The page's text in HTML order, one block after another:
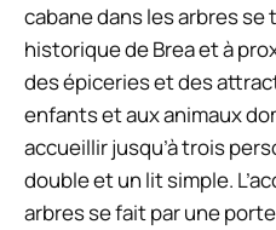
cabane dans les arbres
historique de Brea et à
des épiceries et des
enfants et aux animaux
accueillir jusqu’à trois
double et un lit simple.
arbres se fait par une